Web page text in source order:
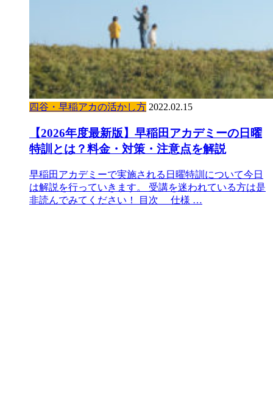
四谷・早稲アカの活かし方 2022.02.15
【2026年度最新版】早稲田アカデミーの日曜
特訓とは？料金・対策・注意点を解説
早稲田アカデミーで実施される日曜特訓について今日
は解説を行っていきます。 受講を迷われている方は是
非読んでみてください！ 目次 仕様 …